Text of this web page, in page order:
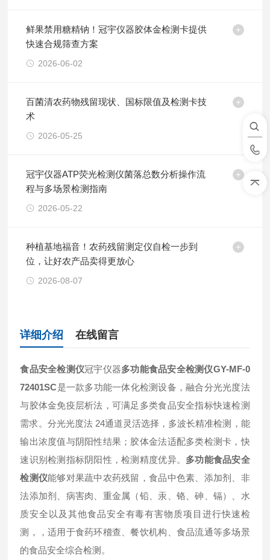
鲜果禁用糖精钠！冠宇仪器胶体金检测卡提供
快速合规筛查方案
2026-06-02
百菌清农药物残留现状、国标限值及检测卡技
术
2026-05-25
冠宇仪器ATP荧光检测仪菌落总数分析操作流
程与多场景检测指南
2026-05-22
种植基地福音！农药残留测定仪自检一步到
位，让好农产品卖得更放心
2026-08-07
详细介绍 在线留言
食品安全检测仪冠宇仪器多功能食品安全检测仪GY-MF-0
72401SC是一款多功能一体化检测设备，融合分光光度法
与胶体金免疫层析法，可满足多类食品安全指标快速检测
需求。分光光度法 24通道灵活选择，多波长精准检测，能
输出浓度值与阴阳性结果；胶体金法适配多类检测卡，快
速识别检测指标阴阳性，检测精度优异。 多功能食品安全
检测仪能够对果蔬中农药残留，食品中色素、添加剂、非
法添加剂、病害肉、重金属（铅、汞、铬、砷、镉）、水
质安全以及其他食品安全有毒有害物质项目进行快速检
测，，适用于食药环稽查、餐饮机构、食品流通等多场景
的食品安全综合检测。